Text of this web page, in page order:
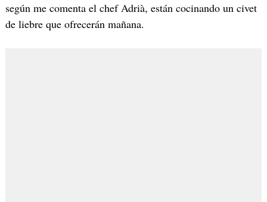
según me comenta el chef Adrià, están cocinando un civet
de liebre que ofrecerán mañana.